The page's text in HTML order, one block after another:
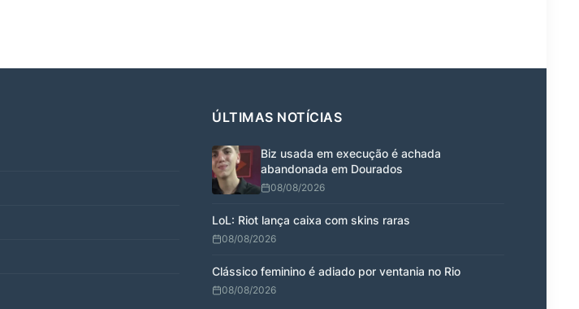
ÚLTIMAS NOTÍCIAS
Biz usada em execução é achada
abandonada em Dourados
08/08/2026
LoL: Riot lança caixa com skins raras
08/08/2026
Clássico feminino é adiado por ventania no Rio
08/08/2026